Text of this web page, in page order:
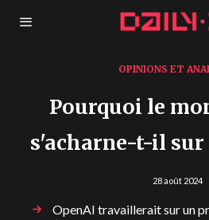
OPINIONS ET
Pourquoi le
s'acharne-t-il sur
28 août 2024
OpenAI travaillerait sur un